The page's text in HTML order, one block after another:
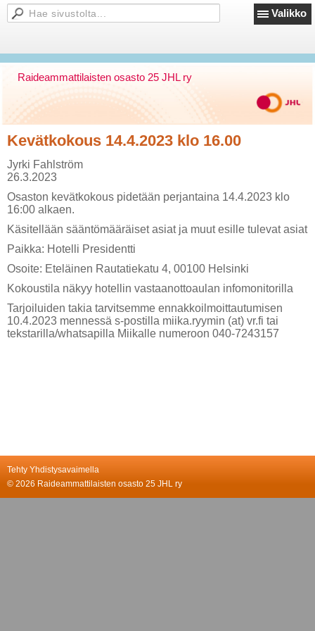
Valikko
Raideammattilaisten osasto 25 JHL ry
Kevätkokous 14.4.2023 klo 16.00
Jyrki Fahlström
26.3.2023
Osaston kevätkokous pidetään perjantaina 14.4.2023 klo
16:00 alkaen.
Käsitellään sääntömääräiset asiat ja muut esille tulevat asiat
Paikka: Hotelli Presidentti
Osoite: Eteläinen Rautatiekatu 4, 00100 Helsinki
Kokoustila näkyy hotellin vastaanottoaulan infomonitorilla
Tarjoiluiden takia tarvitsemme ennakkoilmoittautumisen
10.4.2023 mennessä s-postilla miika.ryymin (at) vr.fi tai
tekstarilla/whatsapilla Miikalle numeroon 040-7243157
Tehty Yhdistysavaimella
© 2026 Raideammattilaisten osasto 25 JHL ry